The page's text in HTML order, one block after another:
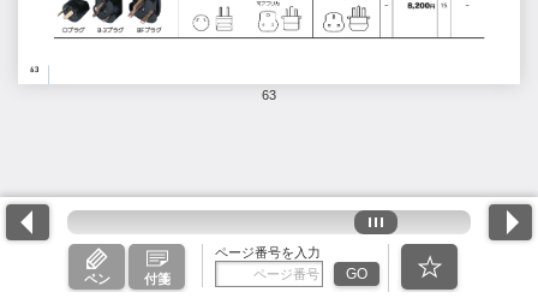
63
ペン 付箋
ページ番号を入力
GO